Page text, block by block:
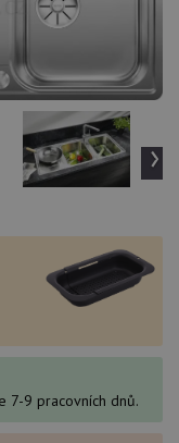
›
7-9 pracovních dnů.